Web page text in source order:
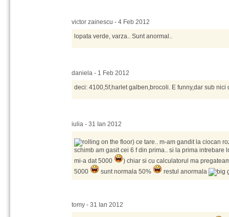
victor zainescu - 4 Feb 2012
lopata verde, varza.. Sunt anormal..
daniela - 1 Feb 2012
deci: 4100,5f,harlet galben,brocoli. E funny,dar sub nici
iulia - 31 Ian 2012
) ce tare.. m-am gandit la ciocan
schimb am gasit cei 6 f din prima.. si la prima intrebare
mi-a dat 5000
) chiar si cu calculatorul ma
5000
sunt normala 50% restul anormala
tomy - 31 Ian 2012